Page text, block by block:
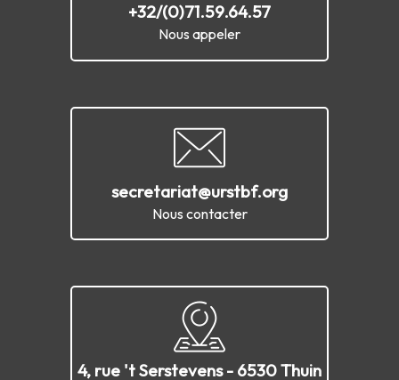
+32/(0)71.59.64.57
Nous appeler
secretariat@urstbf.org
Nous contacter
4, rue 't Serstevens - 6530 Thuin